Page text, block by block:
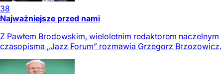
38
Najważniejsze przed nami
Z Pawłem Brodowskim, wieloletnim redaktorem naczelnym
czasopisma „Jazz Forum” rozmawia Grzegorz Brzozowicz.